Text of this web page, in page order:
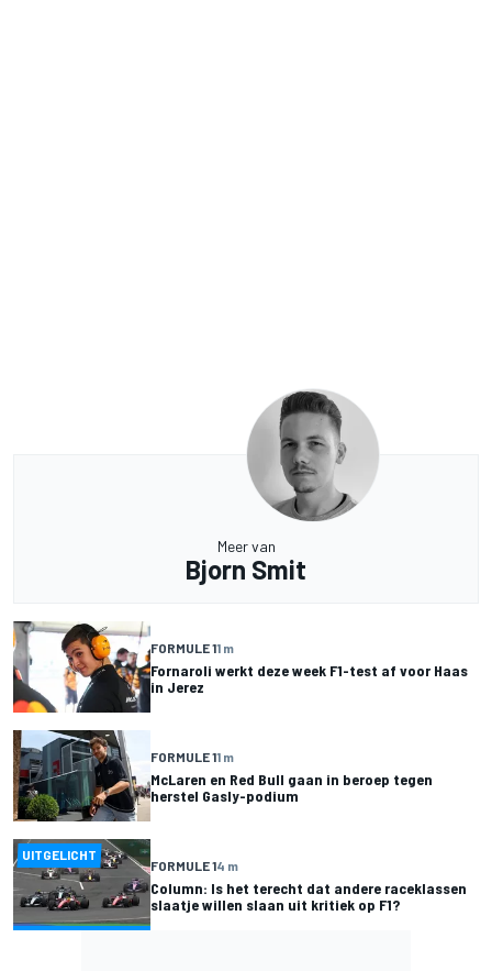
Meer van
Bjorn Smit
FORMULE 11 m
Fornaroli werkt deze week F1-test af voor Haas
in Jerez
FORMULE 11 m
McLaren en Red Bull gaan in beroep tegen
herstel Gasly-podium
UITGELICHT
FORMULE 14 m
Column: Is het terecht dat andere raceklassen
slaatje willen slaan uit kritiek op F1?